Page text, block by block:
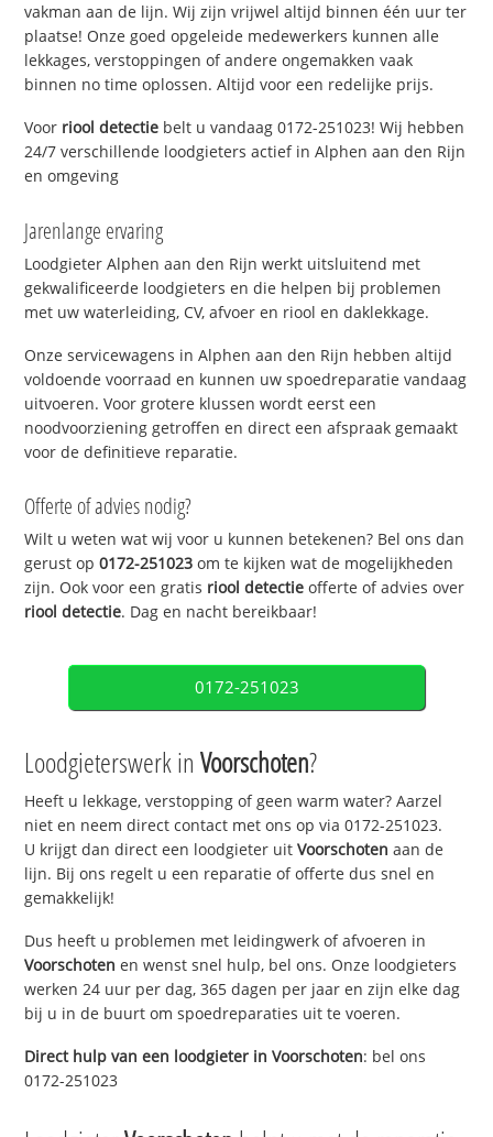
vakman aan de lijn. Wij zijn vrijwel altijd binnen één uur ter
plaatse! Onze goed opgeleide medewerkers kunnen alle
lekkages, verstoppingen of andere ongemakken vaak
binnen no time oplossen. Altijd voor een redelijke prijs.
Voor riool detectie belt u vandaag 0172-251023! Wij hebben
24/7 verschillende loodgieters actief in Alphen aan den Rijn
en omgeving
Jarenlange ervaring
Loodgieter Alphen aan den Rijn werkt uitsluitend met
gekwalificeerde loodgieters en die helpen bij problemen
met uw waterleiding, CV, afvoer en riool en daklekkage.
Onze servicewagens in Alphen aan den Rijn hebben altijd
voldoende voorraad en kunnen uw spoedreparatie vandaag
uitvoeren. Voor grotere klussen wordt eerst een
noodvoorziening getroffen en direct een afspraak gemaakt
voor de definitieve reparatie.
Offerte of advies nodig?
Wilt u weten wat wij voor u kunnen betekenen? Bel ons dan
gerust op0172-251023 om te kijken wat de mogelijkheden
zijn. Ook voor een gratis riool detectie offerte of advies over
riool detectie. Dag en nacht bereikbaar!
0172-251023
Loodgieterswerk inVoorschoten?
Heeft u lekkage, verstopping of geen warm water? Aarzel
niet en neem direct contact met ons op via 0172-251023.
U krijgt dan direct een loodgieter uitVoorschoten aan de
lijn. Bij ons regelt u een reparatie of offerte dus snel en
gemakkelijk!
Dus heeft u problemen met leidingwerk of afvoeren in
Voorschoten en wenst snel hulp, bel ons. Onze loodgieters
werken 24 uur per dag, 365 dagen per jaar en zijn elke dag
bij u in de buurt om spoedreparaties uit te voeren.
Direct hulp van een loodgieter inVoorschoten: bel ons
0172-251023